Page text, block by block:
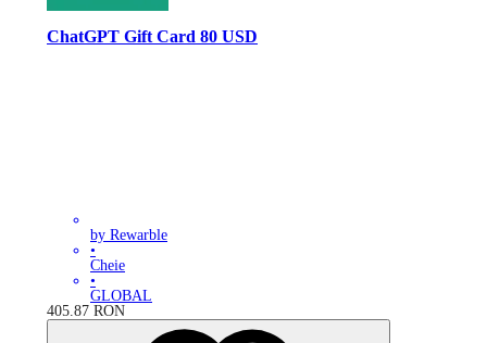
ChatGPT Gift Card 80 USD
by Rewarble
•
Cheie
•
GLOBAL
405.87 RON